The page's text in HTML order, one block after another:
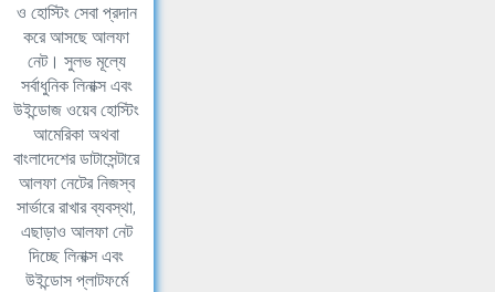
ও হোস্টিং সেবা প্রদান
করে আসছে আলফা
নেট। সুলভ মূল্যে
সর্বাধুনিক লিনাক্স এবং
উইন্ডোজ ওয়েব হোস্টিং
আমেরিকা অথবা
বাংলাদেশের ডাটাসেন্টারে
আলফা নেটের নিজস্ব
সার্ভারে রাখার ব্যবস্থা,
এছাড়াও আলফা নেট
দিচ্ছে লিনাক্স এবং
উইন্ডোস প্লাটফর্মে